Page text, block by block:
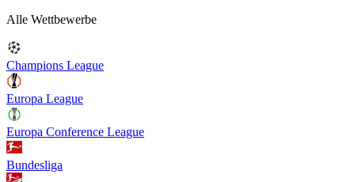
Alle Wettbewerbe
Champions League
Europa League
Europa Conference League
Bundesliga